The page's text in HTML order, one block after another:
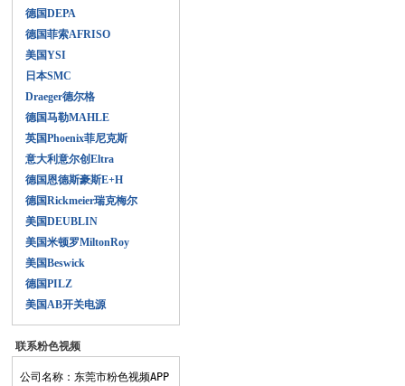
德国DEPA
德国菲索AFRISO
美国YSI
日本SMC
Draeger德尔格
德国马勒MAHLE
英国Phoenix菲尼克斯
意大利意尔创Eltra
德国恩德斯豪斯E+H
德国Rickmeier瑞克梅尔
美国DEUBLIN
美国米顿罗MiltonRoy
美国Beswick
德国PILZ
美国AB开关电源
联系粉色视频
APP下载
公司名称：东莞市粉色视频APP